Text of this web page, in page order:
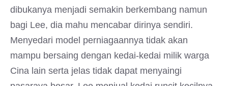
dibukanya menjadi semakin berkembang namun
bagi Lee, dia mahu mencabar dirinya sendiri.
Menyedari model perniagaannya tidak akan
mampu bersaing dengan kedai-kedai milik warga
Cina lain serta jelas tidak dapat menyaingi